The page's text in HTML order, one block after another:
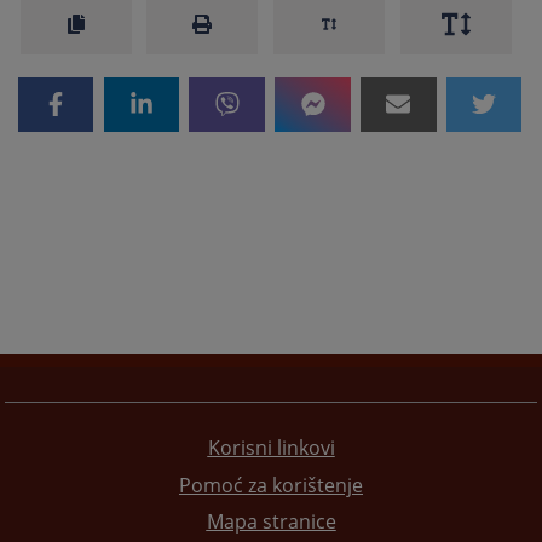
Korisni linkovi
Pomoć za korištenje
Mapa stranice